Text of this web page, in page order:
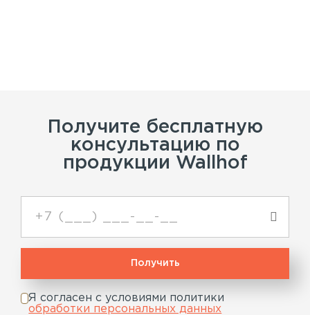
Получите бесплатную
консультацию по
продукции Wallhof
Я согласен с условиями политики
обработки персональных данных